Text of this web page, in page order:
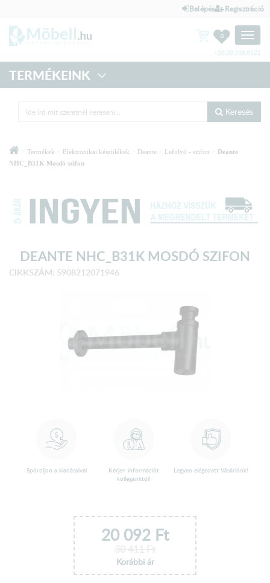
Belépés Regisztráció
Toggle
0
+36 20 318 8122
TERMÉKEINK
Keresés
Termékek Elektronikai készülékek Deante Lefolyó - szifon
Deante
NHC_B31K Mosdó szifon
DEANTE NHC_B31K MOSDÓ SZIFON
CIKKSZÁM: 5908212071946
Spóroljon a kiadásaival
Kérjen információt
kollegánktól!
Legyen elégedett Vásárlónk!
20 092 Ft
Korábbi ár